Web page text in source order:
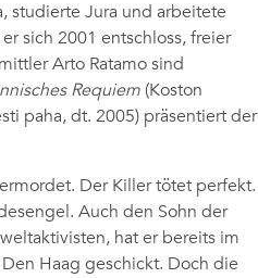
studierte Jura und arbeitete
sich 2001 entschloss, freier
Arto Ratamo sind
Requiem(Koston
paha, dt. 2005) präsentiert der
Der Killer tötet perfekt.
Auch den Sohn der
hat er bereits im
Haag geschickt. Doch die